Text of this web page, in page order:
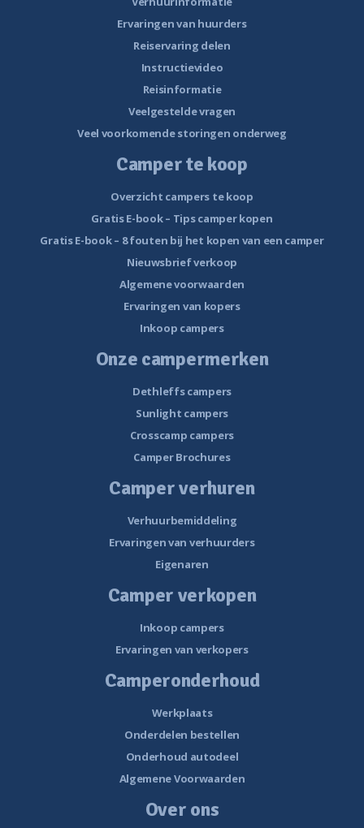
Ervaringen van huurders
Reiservaring delen
Instructievideo
Reisinformatie
Veelgestelde vragen
Veel voorkomende storingen onderweg
Camper te koop
Overzicht campers te koop
Gratis E-book – Tips camper kopen
Gratis E-book – 8 fouten bij het kopen van een camper
Nieuwsbrief verkoop
Algemene voorwaarden
Ervaringen van kopers
Inkoop campers
Onze campermerken
Dethleffs campers
Sunlight campers
Crosscamp campers
Camper Brochures
Camper verhuren
Verhuurbemiddeling
Ervaringen van verhuurders
Eigenaren
Camper verkopen
Inkoop campers
Ervaringen van verkopers
Camperonderhoud
Werkplaats
Onderdelen bestellen
Onderhoud autodeel
Algemene Voorwaarden
Over ons